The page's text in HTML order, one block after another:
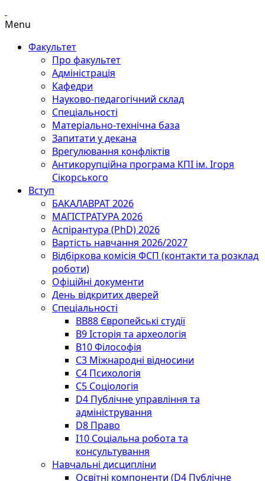
Menu
Факультет
Про факультет
Адміністрація
Кафедри
Науково-педагогічний склад
Спеціальності
Матеріально-технічна база
Запитати у декана
Врегулювання конфліктів
Антикорупційна програма КПІ ім. Ігоря
Сікорського
Вступ
БАКАЛАВРАТ 2026
МАГІСТРАТУРА 2026
Аспірантура (PhD) 2026
Вартість навчання 2026/2027
Відбіркова комісія ФСП (контакти та розклад
роботи)
Офіційні документи
День відкритих дверей
Спеціальності
BВ88 Європейські студії
B9 Історія та археологія
B10 Філософія
C3 Міжнародні відносини
C4 Психологія
С5 Соціологія
D4 Публічне управління та
адміністрування
D8 Право
I10 Соціальна робота та
консультування
Навчальні дисципліни
Освітні компоненти (D4 Публічне